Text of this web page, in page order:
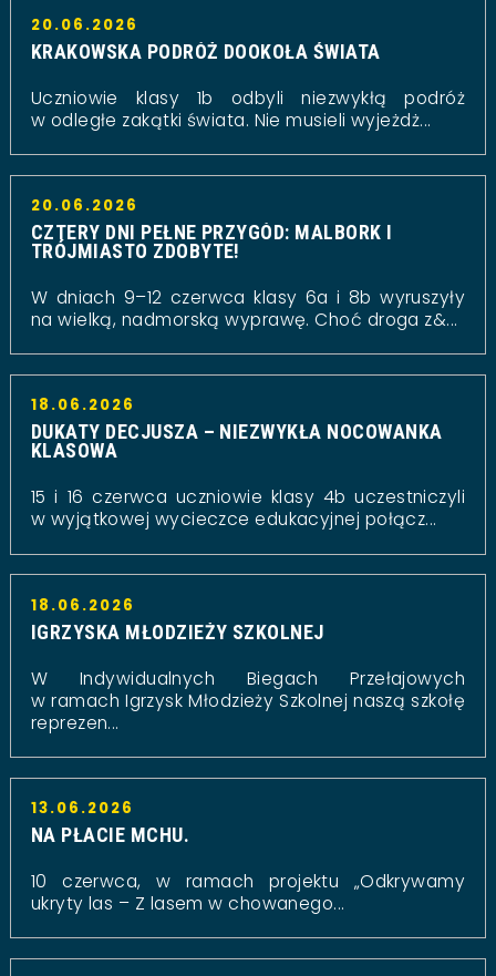
20.06.2026
KRAKOWSKA PODRÓŻ DOOKOŁA ŚWIATA
Uczniowie klasy 1b odbyli niezwykłą podróż
w odległe zakątki świata. Nie musieli wyjeżdż...
20.06.2026
CZTERY DNI PEŁNE PRZYGÓD: MALBORK I
TRÓJMIASTO ZDOBYTE!
W dniach 9–12 czerwca klasy 6a i 8b wyruszyły
na wielką, nadmorską wyprawę. Choć droga z&...
18.06.2026
DUKATY DECJUSZA – NIEZWYKŁA NOCOWANKA
KLASOWA
15 i 16 czerwca uczniowie klasy 4b uczestniczyli
w wyjątkowej wycieczce edukacyjnej połącz...
18.06.2026
IGRZYSKA MŁODZIEŻY SZKOLNEJ
W Indywidualnych Biegach Przełajowych
w ramach Igrzysk Młodzieży Szkolnej naszą szkołę
reprezen...
13.06.2026
NA PŁACIE MCHU.
10 czerwca, w ramach projektu „Odkrywamy
ukryty las – Z lasem w chowanego...